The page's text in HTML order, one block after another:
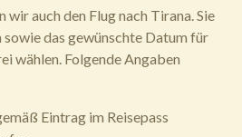
auch den Flug nach Tirana. Sie
das gewünschte Datum für
wählen. Folgende Angaben
Eintrag im Reisepass